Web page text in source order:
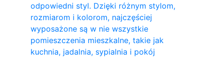
odpowiedni styl. Dzięki różnym stylom,
rozmiarom i kolorom, najczęściej
wyposażone są w nie wszystkie
pomieszczenia mieszkalne, takie jak
kuchnia, jadalnia, sypialnia i pokój